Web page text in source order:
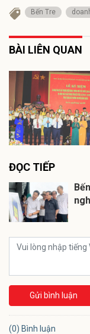
Bến Tre
BÀI LIÊN QUAN
ĐỌC TIẾP
Gửi bình luận
(0) Bình luận